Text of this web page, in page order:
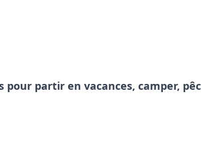
partir en vacances, camper,